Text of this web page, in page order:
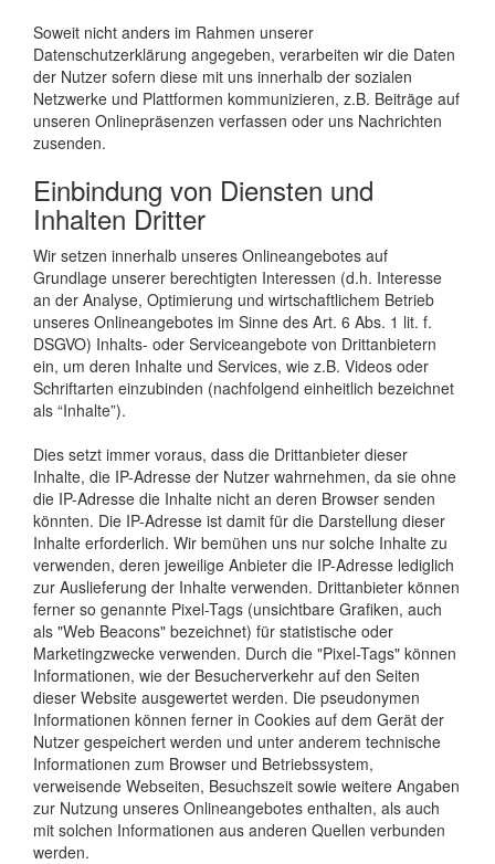
Soweit nicht anders im Rahmen unserer
Datenschutzerklärung angegeben, verarbeiten wir die Daten
der Nutzer sofern diese mit uns innerhalb der sozialen
Netzwerke und Plattformen kommunizieren, z.B. Beiträge auf
unseren Onlinepräsenzen verfassen oder uns Nachrichten
zusenden.
Einbindung von Diensten und
Inhalten Dritter
Wir setzen innerhalb unseres Onlineangebotes auf
Grundlage unserer berechtigten Interessen (d.h. Interesse
an der Analyse, Optimierung und wirtschaftlichem Betrieb
unseres Onlineangebotes im Sinne des Art. 6 Abs. 1 lit. f.
DSGVO) Inhalts- oder Serviceangebote von Drittanbietern
ein, um deren Inhalte und Services, wie z.B. Videos oder
Schriftarten einzubinden (nachfolgend einheitlich bezeichnet
als “Inhalte”).
Dies setzt immer voraus, dass die Drittanbieter dieser
Inhalte, die IP-Adresse der Nutzer wahrnehmen, da sie ohne
die IP-Adresse die Inhalte nicht an deren Browser senden
könnten. Die IP-Adresse ist damit für die Darstellung dieser
Inhalte erforderlich. Wir bemühen uns nur solche Inhalte zu
verwenden, deren jeweilige Anbieter die IP-Adresse lediglich
zur Auslieferung der Inhalte verwenden. Drittanbieter können
ferner so genannte Pixel-Tags (unsichtbare Grafiken, auch
als "Web Beacons" bezeichnet) für statistische oder
Marketingzwecke verwenden. Durch die "Pixel-Tags" können
Informationen, wie der Besucherverkehr auf den Seiten
dieser Website ausgewertet werden. Die pseudonymen
Informationen können ferner in Cookies auf dem Gerät der
Nutzer gespeichert werden und unter anderem technische
Informationen zum Browser und Betriebssystem,
verweisende Webseiten, Besuchszeit sowie weitere Angaben
zur Nutzung unseres Onlineangebotes enthalten, als auch
mit solchen Informationen aus anderen Quellen verbunden
werden.